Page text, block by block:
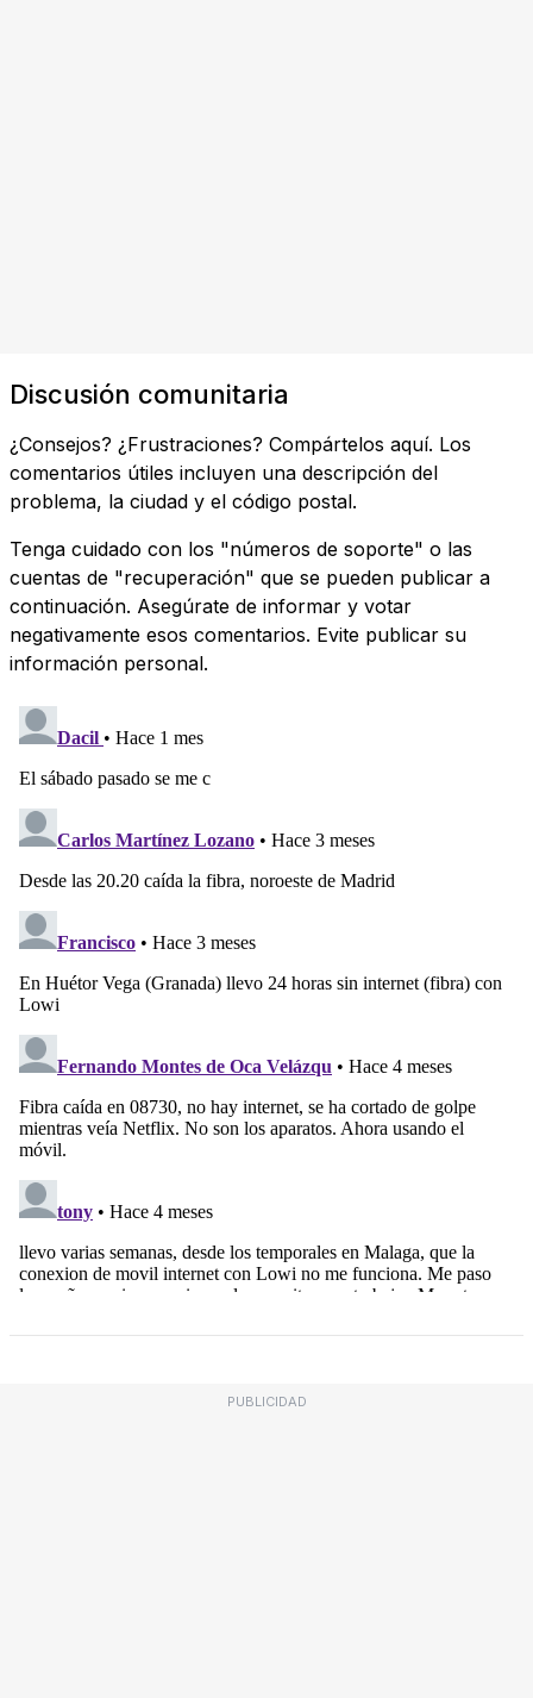
Discusión comunitaria
¿Consejos? ¿Frustraciones? Compártelos aquí. Los
comentarios útiles incluyen una descripción del
problema, la ciudad y el código postal.
Tenga cuidado con los "números de soporte" o las
cuentas de "recuperación" que se pueden publicar a
continuación. Asegúrate de informar y votar
negativamente esos comentarios. Evite publicar su
información personal.
PUBLICIDAD